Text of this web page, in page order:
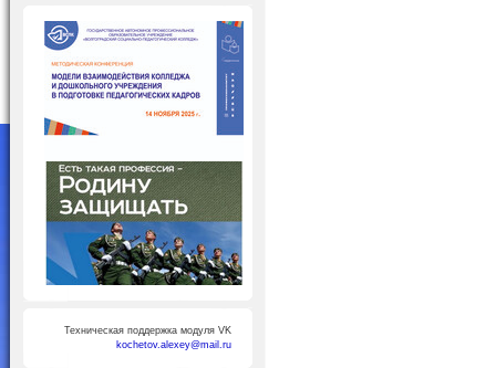
Техническая поддержка модуля VK
kochetov.alexey@mail.ru